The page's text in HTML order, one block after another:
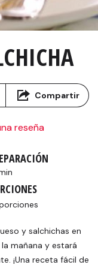
Compartir
reseña
y salchichas en
mañana y estará
¡Una receta fácil de